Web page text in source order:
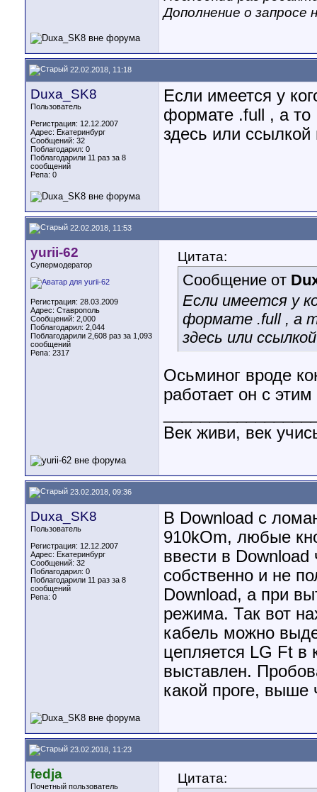
Дополнение о запросе
22.02.2018, 11:18
Duxa_SK8
Пользователь
Регистрация: 12.12.2007
Адрес: Екатеринбург
Сообщений: 32
Поблагодарил: 0
Поблагодарили 11 раз за 8
сообщений
Репа: 0
Если имеется у
формате .full , а то
здесь или
22.02.2018, 11:53
yurii-62
Супермодератор
Регистрация: 28.03.2009
Адрес: Ставрополь
Сообщений: 2,000
Поблагодарил: 2,044
Поблагодарили 2,608 раз за 1,093
сообщений
Репа: 2317
Цитата:
Сообщение от
Если имеется у
формате .full , а
здесь или
Осьминог вроде
работает он с
Век живи, век
23.02.2018, 09:36
Duxa_SK8
Пользователь
Регистрация: 12.12.2007
Адрес: Екатеринбург
Сообщений: 32
Поблагодарил: 0
Поблагодарили 11 раз за 8
сообщений
Репа: 0
В Download с
910kOm, любые
ввести в Download
собственно и не
Download, а при
режима. Так вот
кабель можно
цепляется LG Ft в
выставлен.
какой проге, выше
23.02.2018, 11:23
fedja
Почетный пользователь
Цитата: